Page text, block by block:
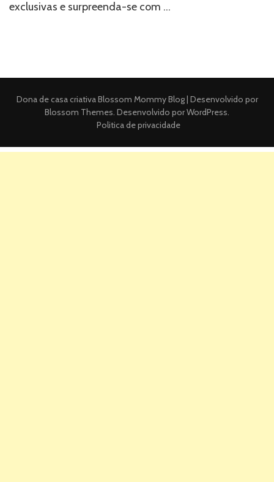
exclusivas e surpreenda-se com …
Dona de casa criativaBlossom Mommy Blog | Desenvolvido por
Blossom Themes. Desenvolvido porWordPress.
Politica de privacidade